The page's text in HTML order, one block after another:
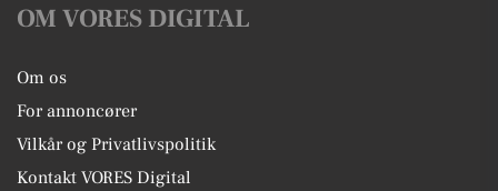
OM VORES DIGITAL
Om os
For annoncører
Vilkår og Privatlivspolitik
Kontakt VORES Digital